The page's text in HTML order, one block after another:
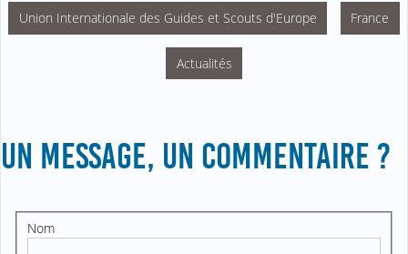
Union Internationale des Guides et Scouts d'Europe France
Actualités
UN MESSAGE, UN COMMENTAIRE ?
Nom